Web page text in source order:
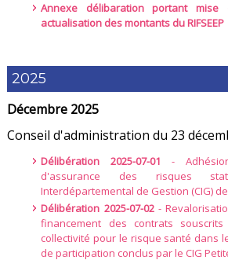
Annexe délibaration portant
actualisation des montants du RIFSEEP
2025
Décembre 2025
Conseil d'administration du 23
Délibération 2025-07-01 -
d'assurance des risques
Interdépartemental de Gestion (CIG)
Délibération 2025-07-02-
financement des contrats
collectivité pour le risque santé dans
de participation conclus par le CIG